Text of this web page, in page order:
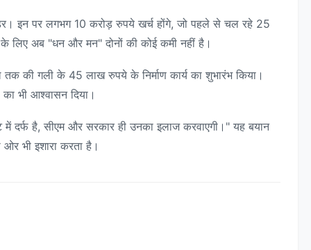
इन पर लगभग 10 करोड़ रुपये खर्च होंगे, जो पहले से चल रहे 25
लिए अब "धन और मन" दोनों की कोई कमी नहीं है।
की गली के 45 लाख रुपये के निर्माण कार्य का शुभारंभ किया।
भी आश्वासन दिया।
में दर्फ है, सीएम और सरकार ही उनका इलाज करवाएगी।" यह बयान
भी इशारा करता है।